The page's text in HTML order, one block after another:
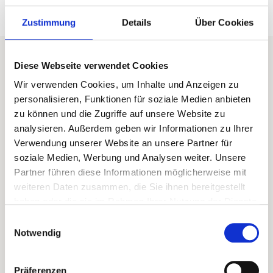
Zustimmung Details Über Cookies
Diese Webseite verwendet Cookies
Wir verwenden Cookies, um Inhalte und Anzeigen zu
personalisieren, Funktionen für soziale Medien anbieten
zu können und die Zugriffe auf unsere Website zu
analysieren. Außerdem geben wir Informationen zu Ihrer
Verwendung unserer Website an unsere Partner für
soziale Medien, Werbung und Analysen weiter. Unsere
Partner führen diese Informationen möglicherweise mit
weiteren Daten zusammen, die Sie ihnen bereitgestellt
Notwendig
Präferenzen
DAS ERWARTET SIE IM KURS
Gezielte Übungen zur Förderung der
Beweglichkeit
Training für mehr Stabilität und
Körperkontrolle
Bewusste Aktivierung von Muskulatur und
Haltung
Strukturierte Einheiten in angenehmer
Regelmäßige Bewegung zur Unterstützung